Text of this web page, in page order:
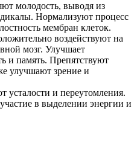
молодость, выводя из
Нормализуют процесс
мембран клеток.
воздействуют на
мозг. Улучшает
и память. Препятствуют
улучшают зрение и
усталости и переутомления.
в выделении энергии и